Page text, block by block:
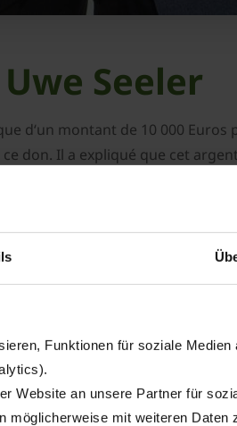
Funktionen für soziale Medien
Website an unsere Partner für
möglicherweise mit weiteren Daten
Seeler
d‘un montant de 10 000 Euros
don. Il a expliqué que cet
l‘aide d‘autrui. « Quand on
et sont du mauvais côté », a
légendaire meilleur buteur du
et de loyauté absolue.
son club. Ce n‘est pas sans
à ses racines. »